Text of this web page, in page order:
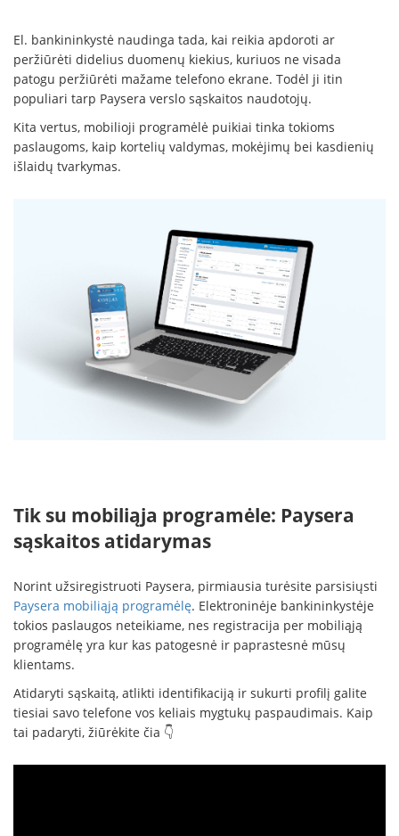
El. bankininkystė naudinga tada, kai reikia apdoroti ar
peržiūrėti didelius duomenų kiekius, kuriuos ne visada
patogu peržiūrėti mažame telefono ekrane. Todėl ji itin
populiari tarp Paysera verslo sąskaitos naudotojų.
Kita vertus, mobilioji programėlė puikiai tinka tokioms
paslaugoms, kaip kortelių valdymas, mokėjimų bei kasdienių
išlaidų tvarkymas.
Tik su mobiliąja programėle: Paysera
sąskaitos atidarymas
Norint užsiregistruoti Paysera, pirmiausia turėsite parsisiųsti
Paysera mobiliąją programėlę. Elektroninėje bankininkystėje
tokios paslaugos neteikiame, nes registracija per mobiliąją
programėlę yra kur kas patogesnė ir paprastesnė mūsų
klientams.
Atidaryti sąskaitą, atlikti identifikaciją ir sukurti profilį galite
tiesiai savo telefone vos keliais mygtukų paspaudimais. Kaip
tai padaryti, žiūrėkite čia 👇